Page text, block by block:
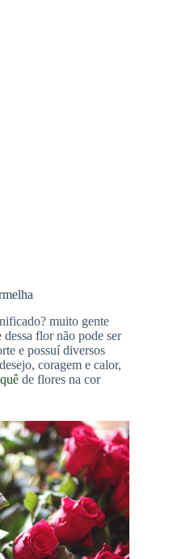
muito gente
flor não pode ser
e possuí diversos
coragem e calor,
de flores na cor